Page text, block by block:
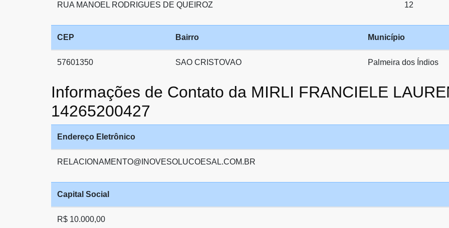
RUA MANOEL RODRIGUES DE QUEIROZ 12
CEP Bairro Município
57601350 SAO CRISTOVAO Palmeira dos Índios
Informações de Contato da MIRLI FRANCIELE
14265200427
Endereço Eletrônico
RELACIONAMENTO@INOVESOLUCOESAL.COM.BR
Capital Social
R$ 10.000,00